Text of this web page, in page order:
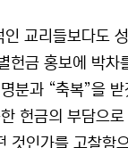
교리들보다도
헌금 홍보에 박차
분과 “축복”을
헌금의 부담으로
인가를 고찰함